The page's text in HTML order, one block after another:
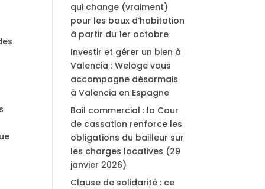
qui change (vraiment)
pour les baux d’habitation
à partir du 1er octobre
Investir et gérer un bien à
Valencia : Weloge vous
accompagne désormais
à Valencia en Espagne
Bail commercial : la Cour
de cassation renforce les
obligations du bailleur sur
les charges locatives (29
janvier 2026)
Clause de solidarité : ce